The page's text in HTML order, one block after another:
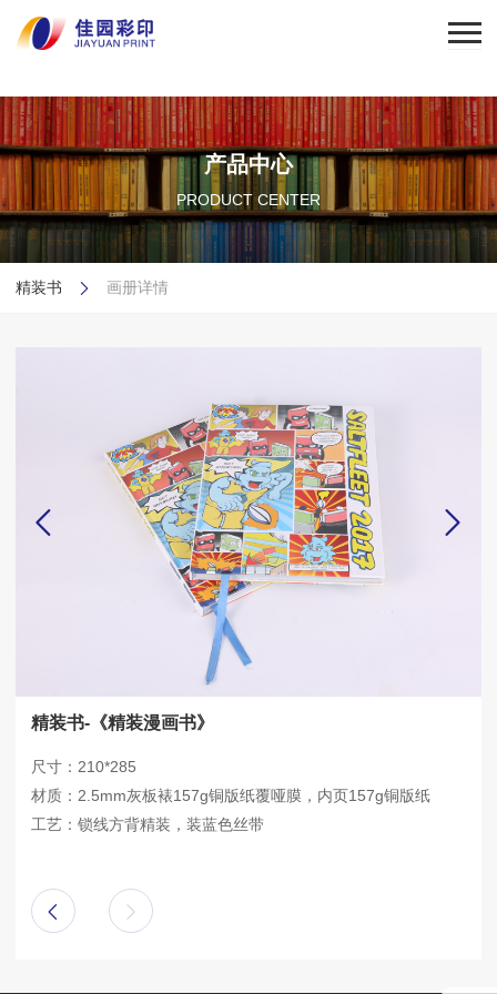
开云网页版登录入口
产品中心
PRODUCT CENTER
精装书 画册详情
精装书-《精装漫画书》
尺寸：210*285
材质：2.5mm灰板裱157g铜版纸覆哑膜，内页157g铜版纸
工艺：锁线方背精装，装蓝色丝带